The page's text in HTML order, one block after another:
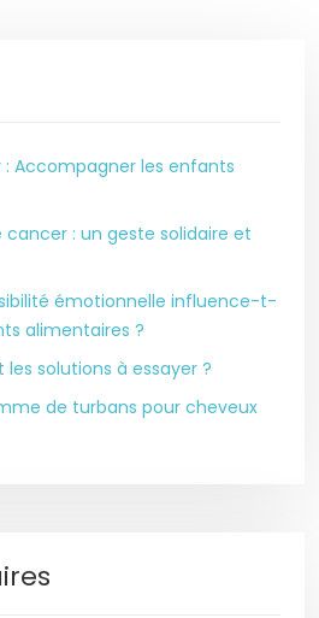
: Accompagner les enfants
: un geste solidaire et
émotionnelle influence-t-
alimentaires ?
solutions à essayer ?
de turbans pour cheveux